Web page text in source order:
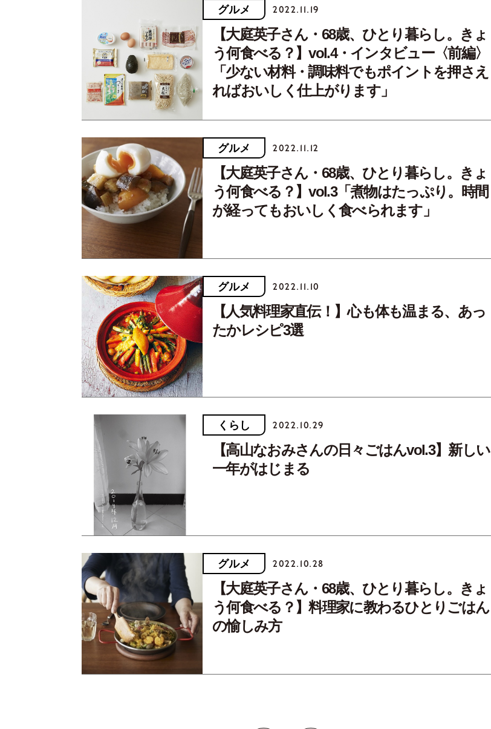
グルメ 2022.11.19
【大庭英子さん・68歳、ひとり暮らし。きょ
う何食べる？】vol.4・インタビュー〈前編〉
「少ない材料・調味料でもポイントを押さえ
ればおいしく仕上がります」
グルメ 2022.11.12
【大庭英子さん・68歳、ひとり暮らし。きょ
う何食べる？】vol.3「煮物はたっぷり。時間
が経ってもおいしく食べられます」
グルメ 2022.11.10
【人気料理家直伝！】心も体も温まる、あっ
たかレシピ3選
くらし 2022.10.29
【高山なおみさんの日々ごはんvol.3】新しい
一年がはじまる
グルメ 2022.10.28
【大庭英子さん・68歳、ひとり暮らし。きょ
う何食べる？】料理家に教わるひとりごはん
の愉しみ方